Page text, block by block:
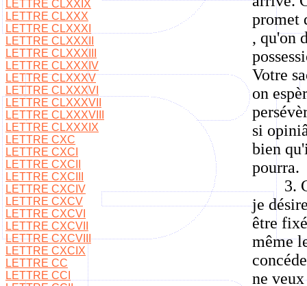
LETTRE CLXXIX
LETTRE CLXXX
LETTRE CLXXXI
LETTRE CLXXXII
LETTRE CLXXXIII
LETTRE CLXXXIV
LETTRE CLXXXV
LETTRE CLXXXVI
LETTRE CLXXXVII
LETTRE CLXXXVIII
LETTRE CLXXXIX
LETTRE CXC
LETTRE CXCI
LETTRE CXCII
LETTRE CXCIII
LETTRE CXCIV
LETTRE CXCV
LETTRE CXCVI
LETTRE CXCVII
LETTRE CXCVIII
LETTRE CXCIX
LETTRE CC
LETTRE CCI
promet
, qu'on
Votre
on
si
bien
pourra.
3.
je
être
même
ne